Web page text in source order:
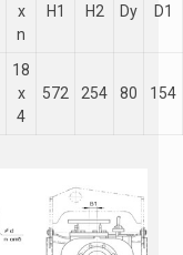
х
n
H1 H2 Dу D1
18
х
4
572 254 80 154